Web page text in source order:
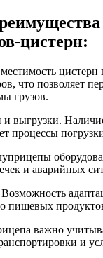
цистерн:
цистерн
что позволяет
грузов.
и выгрузки.
процессы
и аварийных
Возможность
пищевых
важно
и